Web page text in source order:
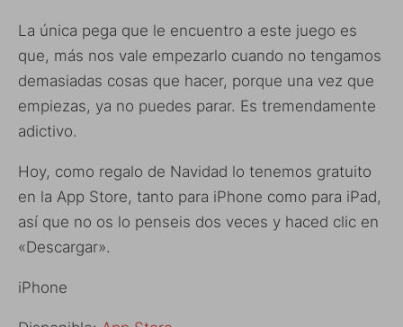
La única pega que le encuentro a este juego es
que, más nos vale empezarlo cuando no tengamos
demasiadas cosas que hacer, porque una vez que
empiezas, ya no puedes parar. Es tremendamente
adictivo.
Hoy, como regalo de Navidad lo tenemos gratuito
en la App Store, tanto para iPhone como para iPad,
así que no os lo penseis dos veces y haced clic en
«Descargar».
iPhone